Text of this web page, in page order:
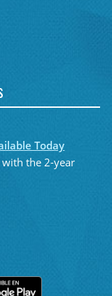
Today
with the 2-year